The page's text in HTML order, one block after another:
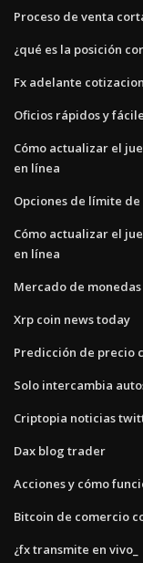
Proceso de venta
¿qué es la posición
Fx adelante
Oficios rápidos y
Cómo actualizar el
en línea
Opciones de límite
Cómo actualizar el
en línea
Mercado de
Xrp coin news today
Predicción de precio
Solo intercambia
Criptopia noticias
Dax blog trader
Acciones y cómo
Bitcoin de comercio
¿fx transmite en vivo_